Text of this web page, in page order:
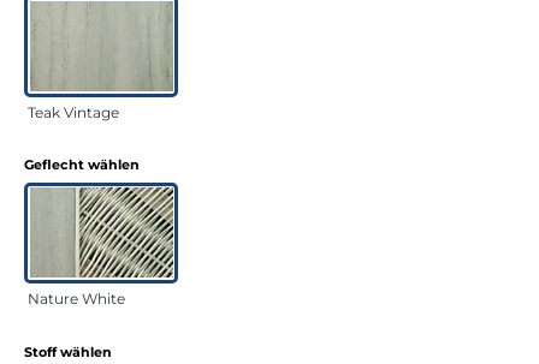
Teak Vintage
Geflecht wählen
Nature White
Stoff wählen